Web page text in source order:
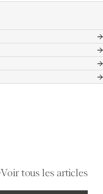
Voir tous les articles